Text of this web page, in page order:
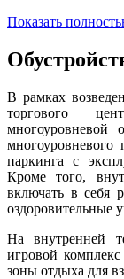
Показать
В рамках
торгового
многоуровневой
многоуровневого
паркинга с
Кроме того,
включать в себя
оздоровительные
На внутренней
игровой
зоны отдыха для